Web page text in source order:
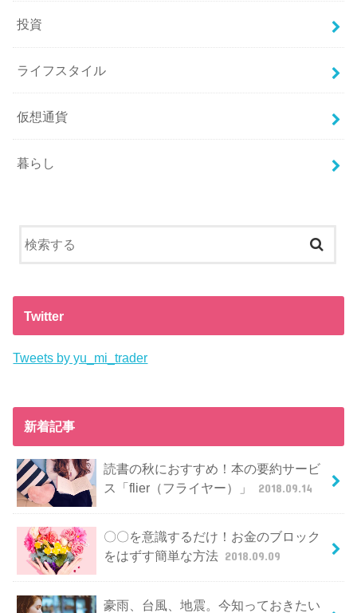
投資
ライフスタイル
仮想通貨
暮らし
Twitter
Tweets by yu_mi_trader
新着記事
読書の秋におすすめ！本の要約サービ
ス「flier（フライヤー）」
2018.09.14
〇〇を意識するだけ！お金のブロック
をはずす簡単な方法 2018.09.09
豪雨、台風、地震。今知っておきたい